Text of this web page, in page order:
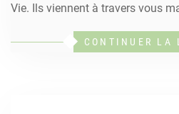
Vie. Ils viennent à travers vous
CONTINUER LA